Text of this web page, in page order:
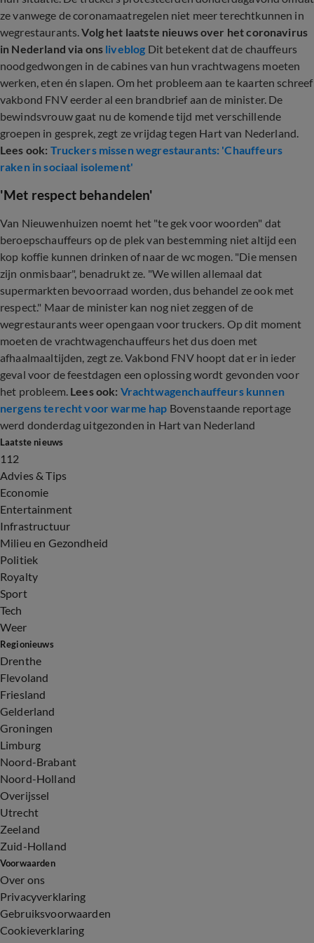
ze vanwege de coronamaatregelen niet meer terechtkunnen in
wegrestaurants.Volg het laatste nieuws over het coronavirus
in Nederland via ons liveblog Dit betekent dat de chauffeurs
noodgedwongen in de cabines van hun vrachtwagens moeten
werken, eten én slapen. Om het probleem aan te kaarten schreef
vakbond FNV eerder al een brandbrief aan de minister. De
bewindsvrouw gaat nu de komende tijd met verschillende
groepen in gesprek, zegt ze vrijdag tegen Hart van Nederland.
Lees ook: Truckers missen wegrestaurants: 'Chauffeurs
raken in sociaal isolement'
'Met respect behandelen'
Van Nieuwenhuizen noemt het "te gek voor woorden" dat
beroepschauffeurs op de plek van bestemming niet altijd een
kop koffie kunnen drinken of naar de wc mogen. "Die mensen
zijn onmisbaar", benadrukt ze. "We willen allemaal dat
supermarkten bevoorraad worden, dus behandel ze ook met
respect." Maar de minister kan nog niet zeggen of de
wegrestaurants weer opengaan voor truckers. Op dit moment
moeten de vrachtwagenchauffeurs het dus doen met
afhaalmaaltijden, zegt ze. Vakbond FNV hoopt dat er in ieder
geval voor de feestdagen een oplossing wordt gevonden voor
het probleem. Lees ook: Vrachtwagenchauffeurs kunnen
nergens terecht voor warme hap Bovenstaande reportage
werd donderdag uitgezonden in Hart van Nederland
Laatste nieuws
112
Advies & Tips
Economie
Entertainment
Infrastructuur
Milieu en Gezondheid
Politiek
Royalty
Sport
Tech
Weer
Regionieuws
Drenthe
Flevoland
Friesland
Gelderland
Groningen
Limburg
Noord-Brabant
Noord-Holland
Overijssel
Utrecht
Zeeland
Zuid-Holland
Voorwaarden
Over ons
Privacyverklaring
Gebruiksvoorwaarden
Cookieverklaring